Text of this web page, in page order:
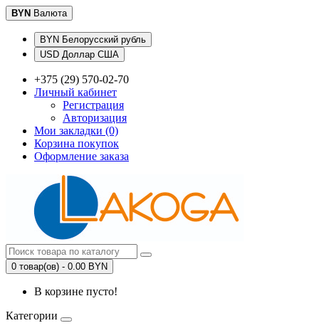
BYN Валюта
BYN Белорусский рубль
USD Доллар США
+375 (29) 570-02-70
Личный кабинет
Регистрация
Авторизация
Мои закладки (0)
Корзина покупок
Оформление заказа
0 товар(ов) - 0.00 BYN
В корзине пусто!
Категории